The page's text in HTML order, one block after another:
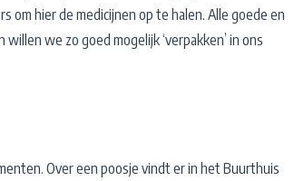
om hier de medicijnen op te halen. Alle goede en
we zo goed mogelijk ‘verpakken’ in ons
Over een poosje vindt er in het Buurthuis